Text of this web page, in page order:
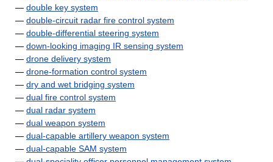
— double key system
— double-circuit radar fire control system
— double-differential steering system
— down-looking imaging IR sensing system
— drone delivery system
— drone-formation control system
— dry and wet bridging system
— dual fire control system
— dual radar system
— dual weapon system
— dual-capable artillery weapon system
— dual-capable SAM system